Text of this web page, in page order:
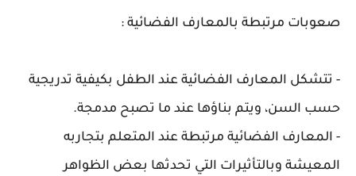
صعوبات مرتبطة بالمعارف الفضائية :
- تتشكل المعارف الفضائية عند الطفل بكيفية تدريجية
حسب السن، ويتم بناؤها عند ما تصبح مدمجة.
- المعارف الفضائية مرتبطة عند المتعلم بتجاربه
المعيشة وبالتأثيرات التي تحدثها بعض الظواهر